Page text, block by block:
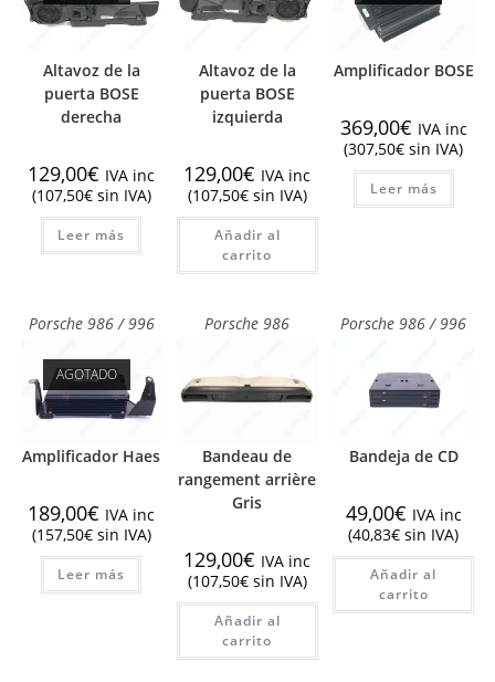
Altavoz de la
puerta BOSE
derecha
129,00€ IVA inc
(107,50€sin IVA)
Leer más
Altavoz de la
puerta BOSE
izquierda
129,00€ IVA inc
(107,50€sin IVA)
Añadir al
carrito
Amplificador BOSE
369,00€ IVA inc
(307,50€ sin IVA)
Leer más
Porsche 986 / 996
AGOTADO
Amplificador Haes
189,00€ IVA inc
(157,50€sin IVA)
Leer más
Porsche 986
Bandeau de
rangement arrière
Gris
129,00€ IVA inc
(107,50€sin IVA)
Añadir al
carrito
Porsche 986 / 996
Bandeja de CD
49,00€ IVA inc
(40,83€ sin IVA)
Añadir al
carrito